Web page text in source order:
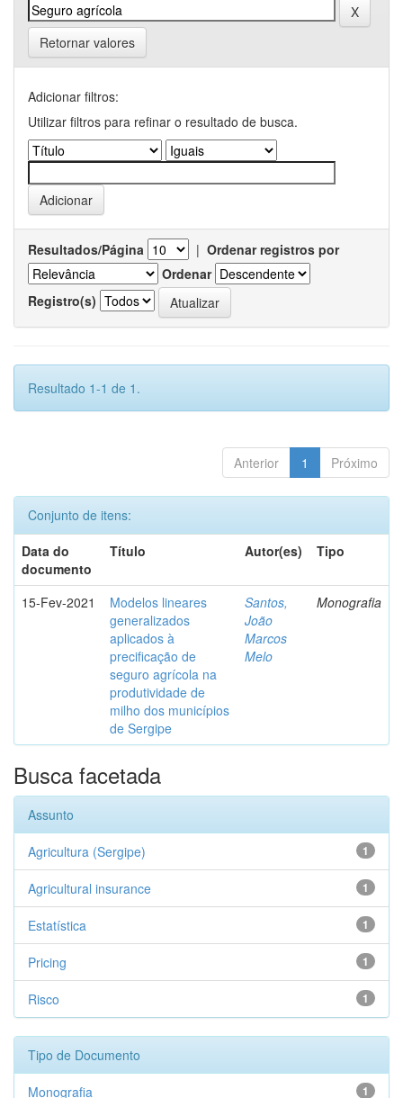
Retornar valores
Adicionar filtros:
Utilizar filtros para refinar o resultado de busca.
Resultados/Página | Ordenar registros por
Ordenar
Registro(s)
Resultado 1-1 de 1.
Anterior 1 Próximo
Conjunto de itens:
Data do
documento
Título Autor(es) Tipo
15-Fev-2021
Modelos lineares
generalizados
aplicados à
precificação de
seguro agrícola na
produtividade de
milho dos municípios
de Sergipe
Santos,
João
Marcos
Melo
Monografia
Busca facetada
Assunto
1
Agricultura (Sergipe)
1
Agricultural insurance
1
Estatística
1
Pricing
1
Risco
Tipo de Documento
1
Monografia